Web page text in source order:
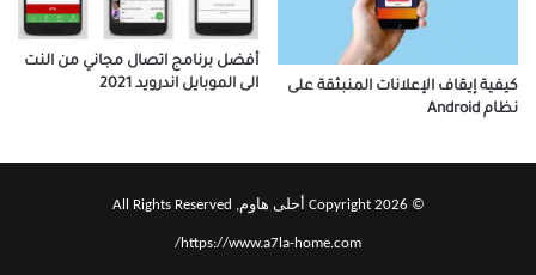
كيفية إيقاف الإعلانات المنبثقة على
نظام Android
أفضل برنامج اتصال مجاني من النت
الى الموبايل اندرويد 2021
© Copyright 2026 أحلى هاوم, All Rights Reserved
https://www.a7la-home.com/